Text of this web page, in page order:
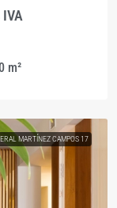
IVA
m²
MARTÍNEZ CAMPOS 17